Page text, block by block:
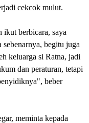
cekcok mulut.
ikut berbicara, saya
sebenarnya, begitu juga
keluarga si Ratna, jadi
dan peraturan, tetapi
beber
meminta kepada